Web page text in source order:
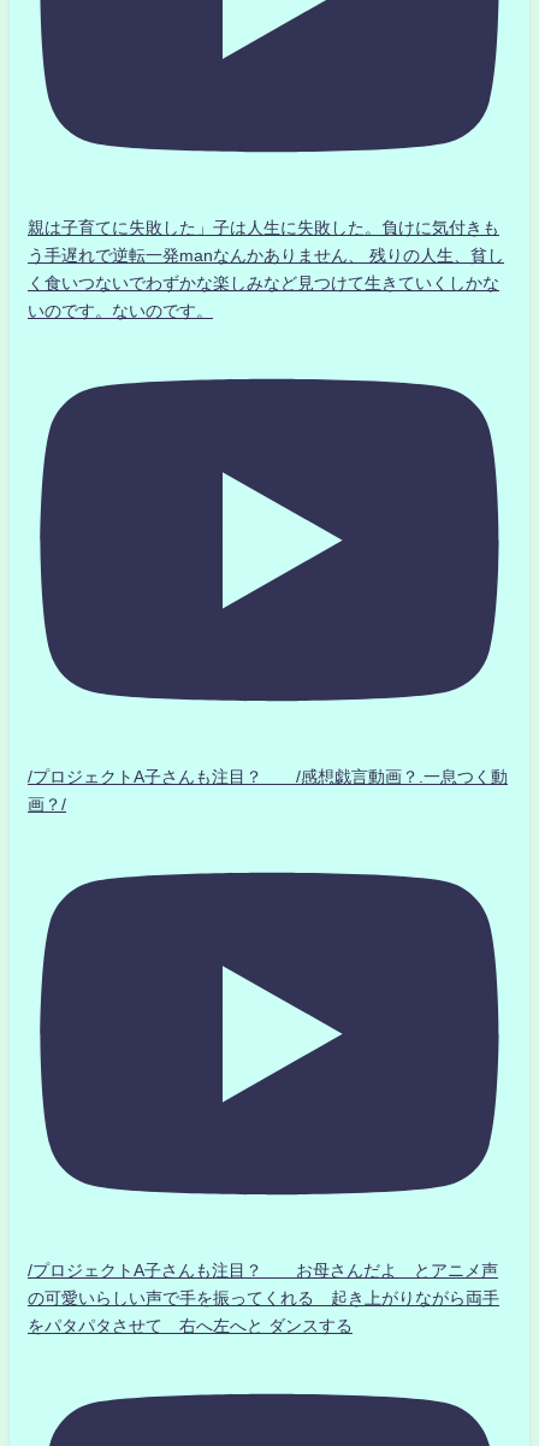
親は子育てに失敗した」子は人生に失敗した。負けに気付きも
う手遅れで逆転一発manなんかありません、 残りの人生、貧し
く食いつないでわずかな楽しみなど見つけて生きていくしかな
いのです。ないのです。
/プロジェクトA子さんも注目？ /感想戯言動画？.一息つく動
画？/
/プロジェクトA子さんも注目？ お母さんだよ とアニメ声
の可愛いらしい声で手を振ってくれる 起き上がりながら両手
をパタパタさせて 右へ左へと ダンスする